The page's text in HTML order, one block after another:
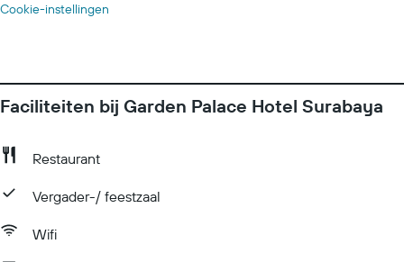
Cookie-instellingen
Faciliteiten bij Garden Palace Hotel Surabaya
Restaurant
Vergader-/ feestzaal
Wifi